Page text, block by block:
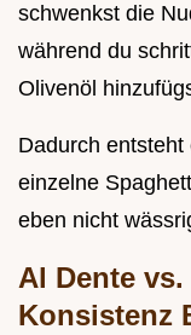
schwenkst die
während du
Olivenöl
Dadurch
einzelne
eben nicht
Al Dente
Konsistenz